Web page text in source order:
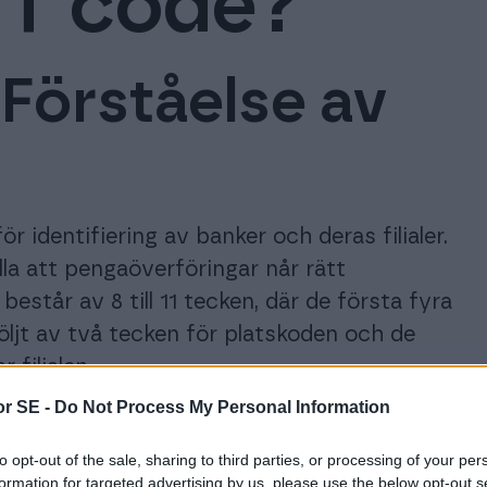
SE - Do Not Process My Personal Information
opt-out of the sale, sharing to third parties, or processing of your
for targeted advertising by us, please use the below opt-out
Geny
kompetens och erfarenhet. Procountor Geny hanterar
så som kontering.
dina verksamhetskritiska system till Procountor
gällande
och Procountor.
& Webbinar
Accountor Finagos partnerbyråer.
Materialbank
Nedlaggningsbart
av
identifiering av banker och deras filialer.
att pengaöverföringar når rätt
av 8 till 11 tecken, där de första fyra
av två tecken för platskoden och de
filialen.
och hjälper till att minska
bara för att överföra pengar utan också
som Procountor, som hanterar digital